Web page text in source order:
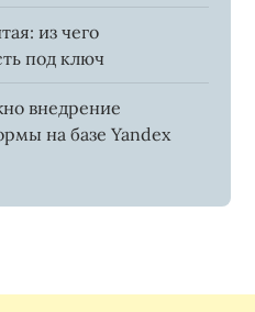
из чего
под ключ
внедрение
на базе Yandex